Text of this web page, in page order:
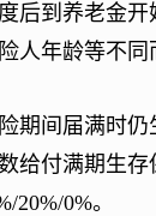
养老金开始
人年龄等不同
间届满时仍
给付满期生
20%/0%。